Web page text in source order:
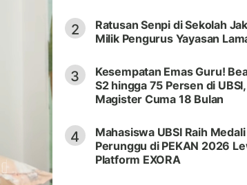
2
Ratusan Senpi di Sekolah
Milik Pengurus Yayasan
3
Kesempatan Emas Guru!
S2 hingga 75 Persen di
Magister Cuma 18 Bulan
4
Mahasiswa UBSI Raih Medali
Perunggu di PEKAN 2026
Platform EXORA